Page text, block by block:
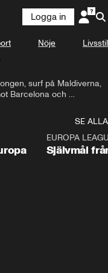
Logga in
Nöje Livsstil
surf på Maldiverna,
Barcelona och
SE ALLA
EUROPA
Självmål